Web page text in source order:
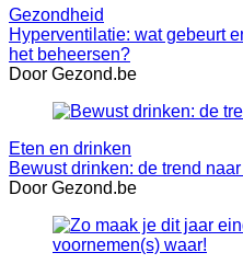
Gezondheid
Hyperventilatie: wat gebeurt
het beheersen?
Door Gezond.be
Eten en drinken
Bewust drinken: de trend
Door Gezond.be